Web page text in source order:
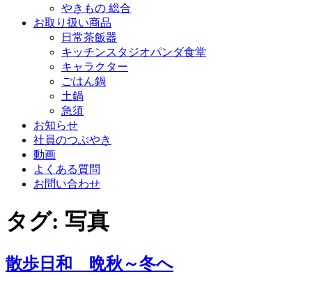
やきもの 総合
お取り扱い商品
日常茶飯器
キッチンスタジオパンダ食堂
キャラクター
ごはん鍋
土鍋
急須
お知らせ
社員のつぶやき
動画
よくある質問
お問い合わせ
タグ: 写真
散歩日和 晩秋～冬へ